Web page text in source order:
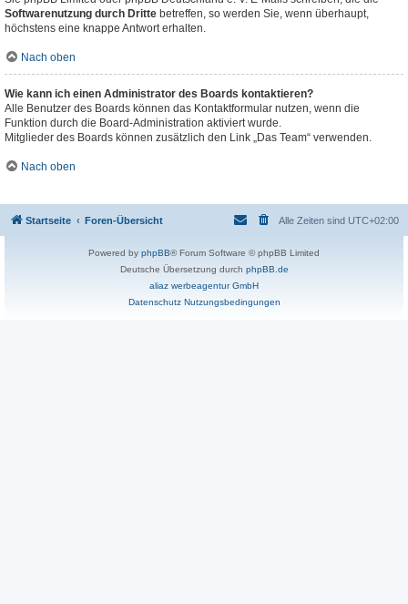
Softwarenutzung durch Dritte betreffen, so werden Sie, wenn überhaupt,
höchstens eine knappe Antwort erhalten.
Nach oben
Wie kann ich einen Administrator des Boards kontaktieren?
Alle Benutzer des Boards können das Kontaktformular nutzen, wenn die
Funktion durch die Board-Administration aktiviert wurde.
Mitglieder des Boards können zusätzlich den Link „Das Team“ verwenden.
Nach oben
Startseite Foren-Übersicht Alle Zeiten sind UTC+02:00
Powered by phpBB® Forum Software © phpBB Limited
Deutsche Übersetzung durch phpBB.de
aliaz werbeagentur GmbH
Datenschutz Nutzungsbedingungen